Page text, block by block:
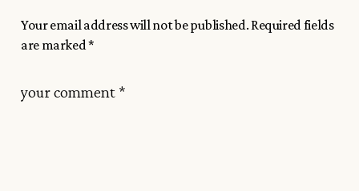
Your email address will not be published. Required fields
are marked*